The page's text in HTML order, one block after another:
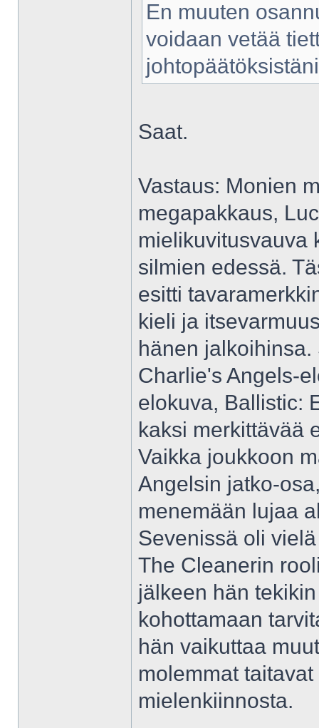
En muuten
voidaan vetää
Saat.
Vastaus: Monien
megapakkaus,
mielikuvitusvauva
silmien edessä.
esitti
kieli ja
hänen
Charlie's Angels-
elokuva, Ballistic:
kaksi merkittävää
Vaikka joukkoon
Angelsin jatko-
menemään lujaa
Sevenissä oli
The Cleanerin
jälkeen hän
kohottamaan
hän vaikuttaa
molemmat
mielenkiinnosta.